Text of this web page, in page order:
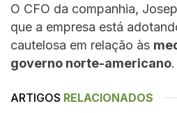
O CFO da companhia,
que a empresa está
cautelosa em relação às
governo norte-americano.
ARTIGOS RELACIONADOS